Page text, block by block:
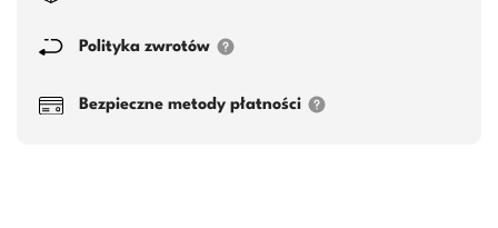
Polityka zwrotów
Bezpieczne metody płatności